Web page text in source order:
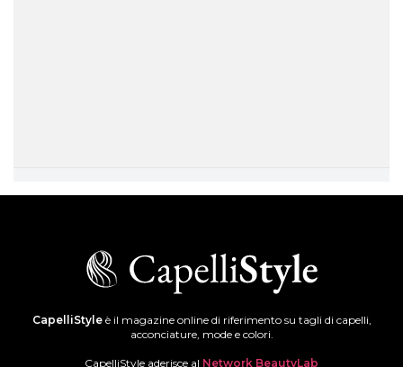
CapelliStyleè il magazine online di riferimento su tagli di capelli,
acconciature, mode e colori.
CapelliStyle aderisce al Network BeautyLab